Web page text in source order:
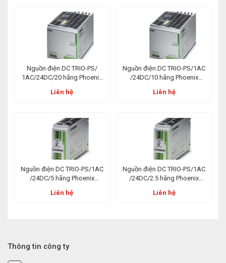
Nguồn điện DC TRIO-PS/
1AC/24DC/20 hãng Phoenix
Liên hệ
Nguồn điện DC TRIO-PS/1AC
/24DC/10 hãng Phoenix
Liên hệ
Nguồn điện DC TRIO-PS/1AC
/24DC/5 hãng Phoenix
Liên hệ
Nguồn điện DC TRIO-PS/1AC
/24DC/2.5 hãng Phoenix
Liên hệ
Thông tin công ty